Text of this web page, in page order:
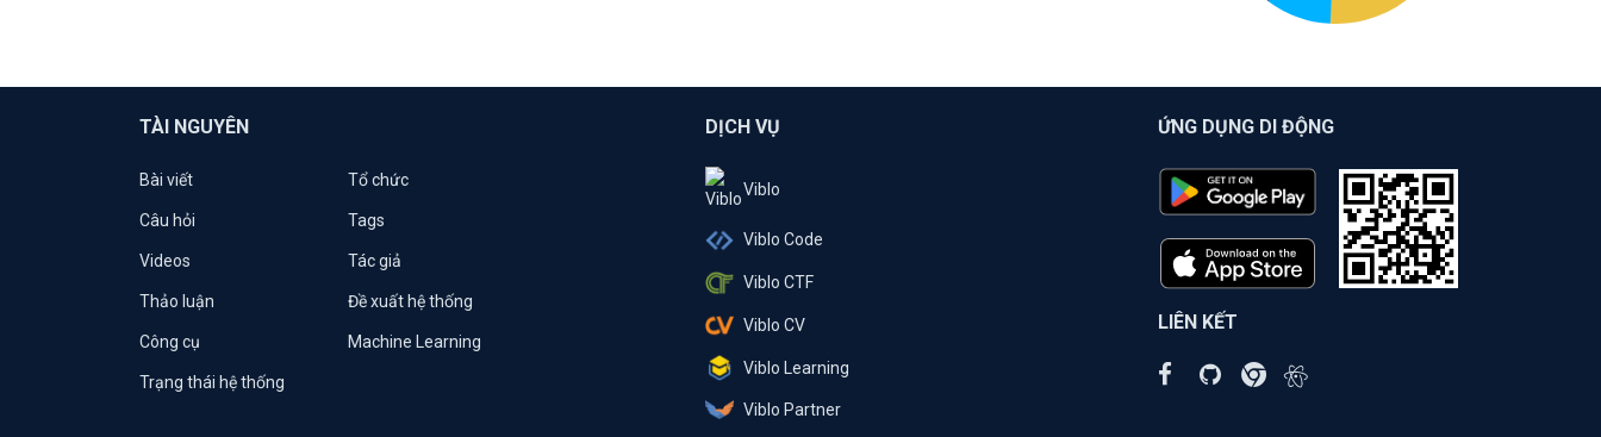
TÀI NGUYÊN
Bài viết Tổ chức
Câu hỏi Tags
Videos Tác giả
Thảo luận Đề xuất hệ thống
Công cụ Machine Learning
Trạng thái hệ thống
DỊCH VỤ
Viblo
Viblo Code
Viblo CTF
Viblo CV
Viblo Learning
Viblo Partner
ỨNG DỤNG DI ĐỘNG
LIÊN KẾT